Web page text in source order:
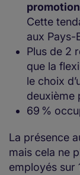
Cette
aux Pays-
Plus de 2
que la
le choix
deuxième
69 %
La présence
mais cela ne
employés sur